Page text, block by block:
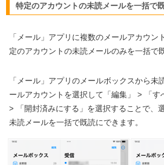
特定のアカウントの未読メールを一括で
「メール」アプリに複数のメールアカウン
定のアカウントの未読メールのみを一括で
「メール」アプリのメールボックスから未
ールアカウントを選択して「編集」 > 「す
> 「開封済みにする」を選択することで、
未読メールを一括で既読にできます。